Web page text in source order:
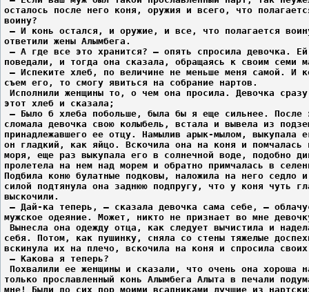
осталось после него коня, оружия и всего, что
воину?
– И конь остался, и оружие, и все, что полагается
ответили жены Алымбега.
– А где все это хранится? – опять спросила девочка.
поведали, и тогда она сказала, обращаясь к своим семи
– Испеките хлеб, по величине не меньше меня самой. И
съем его, то смогу явиться на собрание нартов.
Исполнили женщины то, о чем она просила. Девочка
этот хлеб и сказала;
– Было б хлеба побольше, была бы я еще сильнее. После
сломала девочка свою колыбель, встала и вывела из
принадлежавшего ее отцу. Намылив арык-мылом, выкупала
он гладкий, как яйцо. Вскочила она на коня и помчалась
моря, еще раз выкупала его в солнечной воде, подобно
пролетела на нем над морем и обратно примчалась в
Подбила коню булатные подковы, наложила на него седло
силой подтянула она заднюю подпругу, что у коня чуть
выскочили.
– Дай-ка теперь, – сказала девочка сама себе, –
мужское одеяние. Может, никто не признает во мне
Вынесла она одежду отца, как следует вычистила и
себя. Потом, как пушинку, сняла со стены тяжелые
вскинула их на плечо, вскочила на коня и спросила
– Какова я теперь?
Похвалили ее женщины и сказали, что очень она хороша
только прославленный конь Алымбега Алыта в печали
мне! Были до сих пор моими всадниками лучшие из